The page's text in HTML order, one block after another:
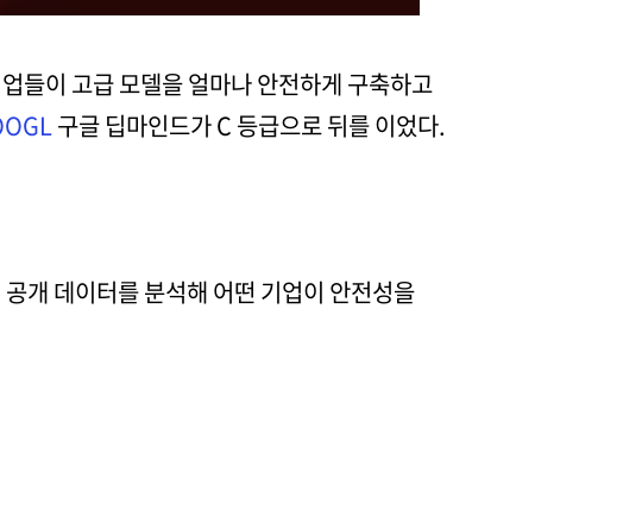
들이 고급 모델을 얼마나 안전하게 구축하고
구글 딥마인드가 C 등급으로 뒤를 이었다.
개 데이터를 분석해 어떤 기업이 안전성을